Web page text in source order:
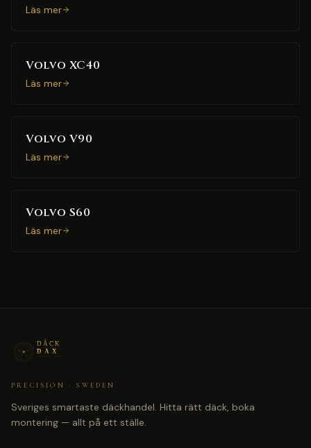
Läs mer
Volvo XC40
Läs mer
Volvo V90
Läs mer
Volvo S60
Läs mer
PRECISION · SWEDEN
Sveriges smartaste däckhandel. Hitta rätt däck, boka
montering — allt på ett ställe.